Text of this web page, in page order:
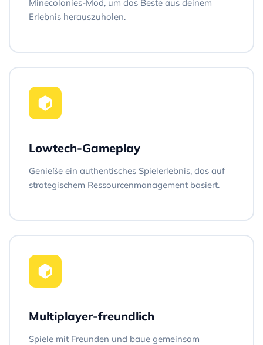
Minecolonies-Mod, um das Beste aus deinem
Erlebnis herauszuholen.
Lowtech-Gameplay
Genieße ein authentisches Spielerlebnis, das auf
strategischem Ressourcenmanagement basiert.
Multiplayer-freundlich
Spiele mit Freunden und baue gemeinsam